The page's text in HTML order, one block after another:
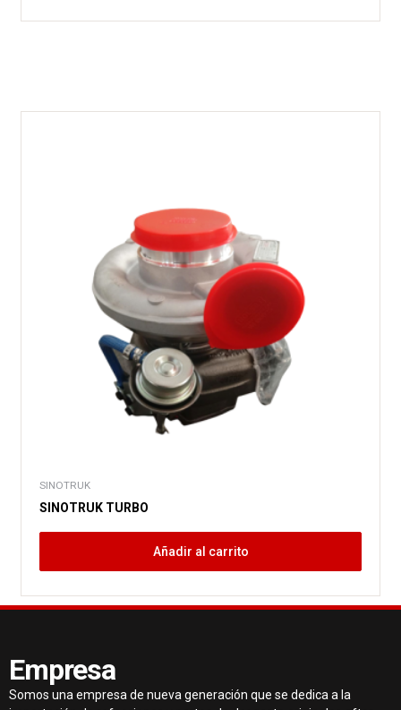
SINOTRUK
SINOTRUK TURBO
Añadir al carrito
Empresa
Somos una empresa de nueva generación que se dedica a la